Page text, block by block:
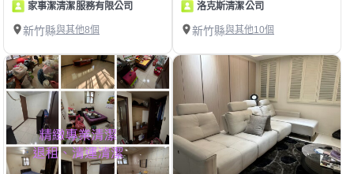
家事潔清潔服務有限公司
新竹縣與其他8個
洛克斯清潔公司
新竹縣與其他10個